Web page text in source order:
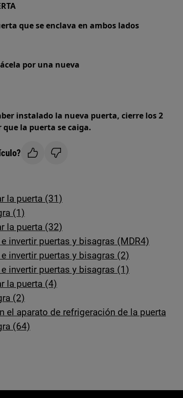
que se enclava en ambos lados
por una nueva
instalado la nueva puerta, cierre los 2
la puerta se caiga.
la puerta (31)
(1)
la puerta (32)
invertir puertas y bisagras (MDR4)
invertir puertas y bisagras (2)
invertir puertas y bisagras (1)
la puerta (4)
(2)
el aparato de refrigeración de la puerta
(64)